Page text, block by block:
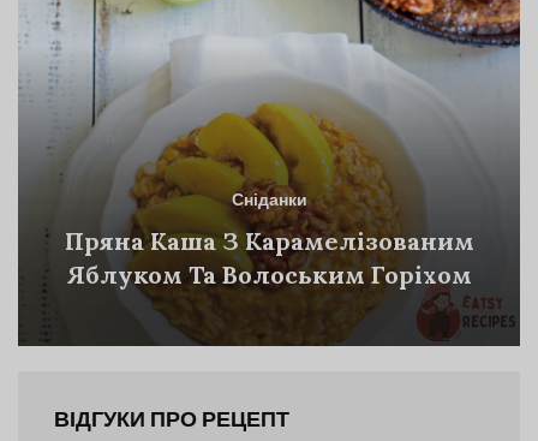
Сніданки
Пряна Каша З Карамелізованим
Яблуком Та Волоським Горіхом
ВІДГУКИ ПРО РЕЦЕПТ